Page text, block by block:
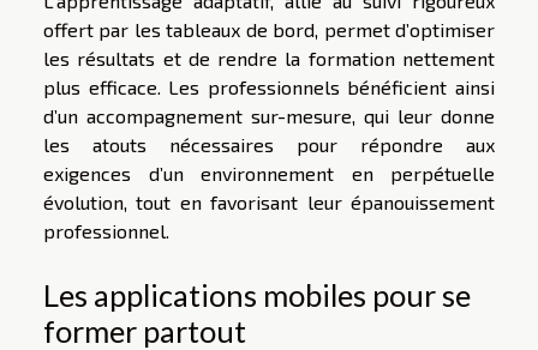
offert par les tableaux de bord, permet d’optimiser
les résultats et de rendre la formation nettement
plus efficace. Les professionnels bénéficient ainsi
d’un accompagnement sur-mesure, qui leur donne
les atouts nécessaires pour répondre aux
exigences d’un environnement en perpétuelle
évolution, tout en favorisant leur épanouissement
professionnel.
Les applications mobiles pour se
former partout